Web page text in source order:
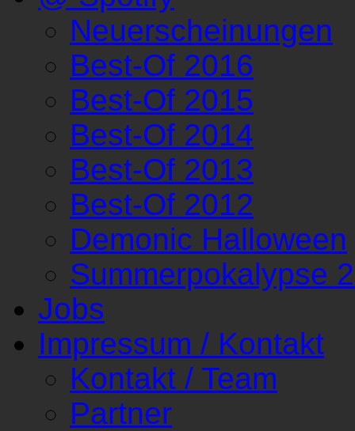
Neuerscheinungen
Best-Of 2016
Best-Of 2015
Best-Of 2014
Best-Of 2013
Best-Of 2012
Demonic Halloween
Summerpokalypse
Jobs
Impressum / Kontakt
Kontakt / Team
Partner